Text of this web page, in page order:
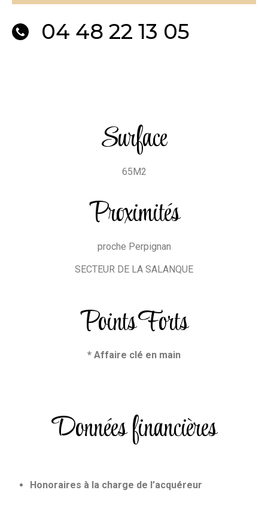
04 48 22 13 05
Surface
65M2
Proximités
proche Perpignan
SECTEUR DE LA SALANQUE
Points Forts
* Affaire clé en main
Données financières
Honoraires à la charge de l’acquéreur